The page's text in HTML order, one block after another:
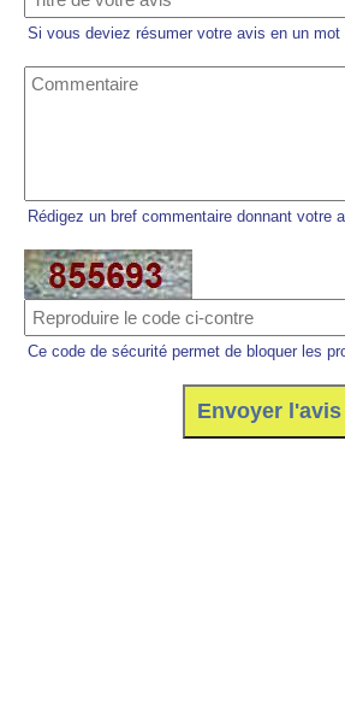
Si vous deviez résumer votre avis en un mot
Rédigez un bref commentaire donnant votre
Ce code de sécurité permet de bloquer les